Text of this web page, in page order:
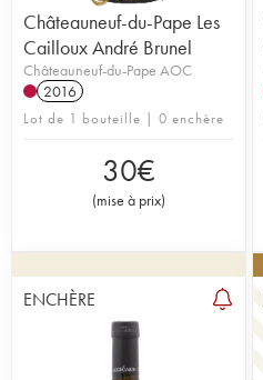
Châteauneuf-du-Pape Les
Cailloux André Brunel
Châteauneuf-du-Pape AOC
2016
Lot de 1 bouteille | 0 enchère
30€
(mise à prix)
ENCHÈRE